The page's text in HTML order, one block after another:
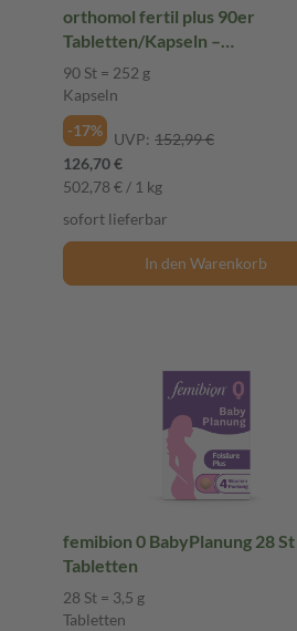
orthomol fertil plus 90er
Tabletten/Kapseln –
Mikronährstoffe
90 St = 252 g
Kapseln
-17%
UVP: 152,99 €
126,70 €
502,78 € / 1 kg
sofort lieferbar
In den Warenkorb
femibion 0 BabyPlanung 28 St
Tabletten
28 St = 3,5 g
Tabletten